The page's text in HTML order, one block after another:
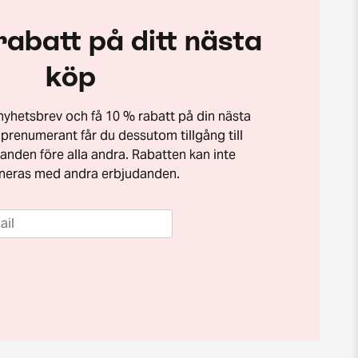
på ditt nästa
köp
och få 10 % rabatt på din nästa
får du dessutom tillgång till
före alla andra. Rabatten kan inte
med andra erbjudanden.